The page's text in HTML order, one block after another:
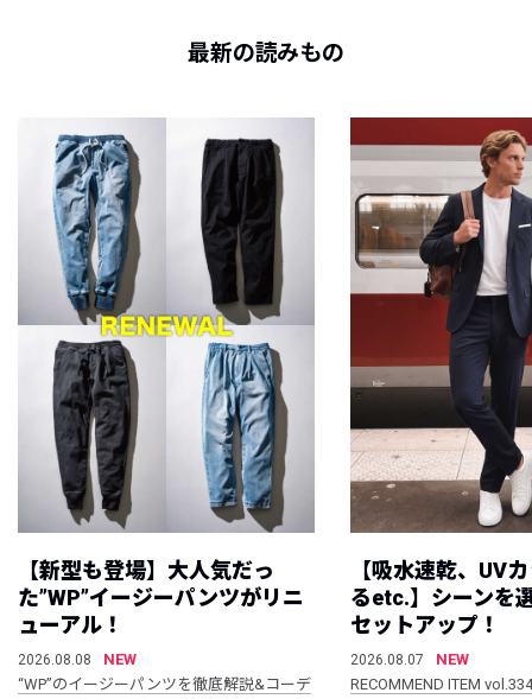
最新の読みもの
【新型も登場】大人気だっ
た”WP”イージーパンツがリニ
ューアル！
2026.08.08
NEW
“WP”のイージーパンツを徹底解説&コーデ
【吸水速乾、UV
るetc.】シーンを
セットアップ！
2026.08.07
NEW
RECOMMEND ITEM vol.334